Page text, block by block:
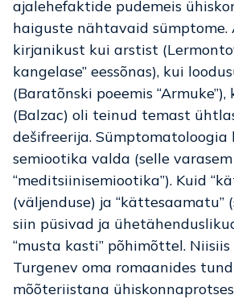
ajalehefaktide pudemeis
haiguste nähtavaid sümptome.
kirjanikust kui arstist
kangelase” eessõnas), kui
(Baratõnski poeemis
(Balzac) oli teinud temast
dešifreerija. Sümptomatoloogia
semiootika valda (selle
“meditsiinisemiootika”). Kuid
(väljenduse) ja “kättesaamatu”
siin püsivad ja
“musta kasti” põhimõttel.
Turgenev oma romaanides
mõõteriistana